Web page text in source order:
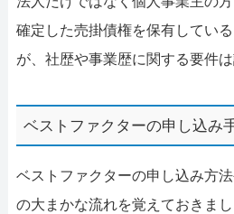
確定した売掛債権を保有してい
が、社歴や事業歴に関する要件
ベストファクターの申し込み
ベストファクターの申し込み方
の大まかな流れを覚えておきまし